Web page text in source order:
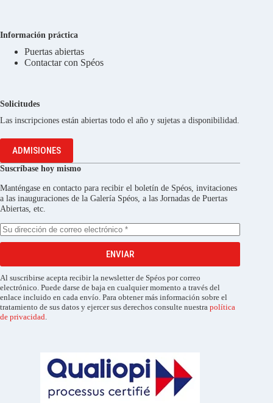
Información práctica
Puertas abiertas
Contactar con Spéos
Solicitudes
Las inscripciones están abiertas todo el año y sujetas a disponibilidad.
ADMISIONES
Suscríbase hoy mismo
Manténgase en contacto para recibir el boletín de Spéos, invitaciones
a las inauguraciones de la Galería Spéos, a las Jornadas de Puertas
Abiertas, etc.
ENVIAR
Al suscribirse acepta recibir la newsletter de Spéos por correo
electrónico. Puede darse de baja en cualquier momento a través del
enlace incluido en cada envío. Para obtener más información sobre el
tratamiento de sus datos y ejercer sus derechos consulte nuestra política
de privacidad.